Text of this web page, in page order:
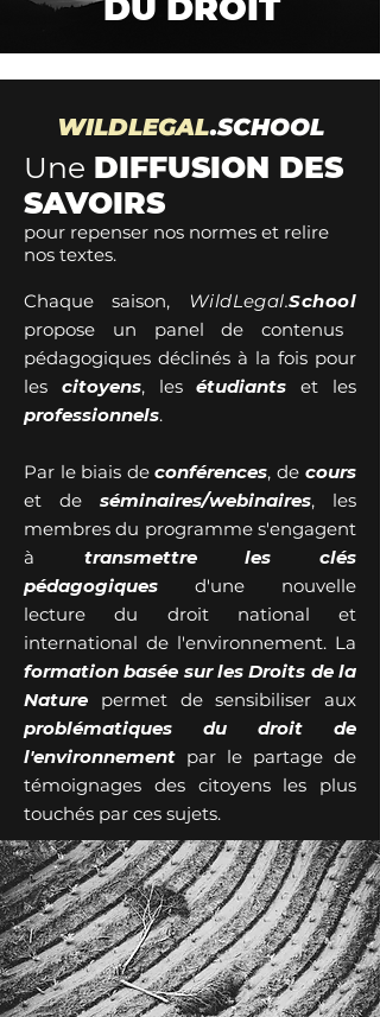
DU DROIT
WILDLEGAL.SCHOOL
Une DIFFUSION DES
SAVOIRS
pour repenser nos normes et relire
nos textes.
Chaque saison, WildLegal.School
propose un panel de contenus
pédagogiques déclinés à la fois pour
les citoyens, lesétudiantset les
professionnels.
Par le biais de conférences, de cours
et de séminaires/webinaires, les
membres du programme s'engagent
à
transmettre les clés
pédagogiques d'une nouvelle
lecture du droit national et
international de l'environnement. La
formation basée sur les Droits de la
Nature permet de sensibiliser aux
problématiques du droit de
l'environnement par le partage de
témoignages des citoyens les plus
touchés par ces sujets.